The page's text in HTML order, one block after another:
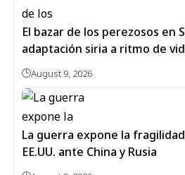
El bazar de los perezosos en
adaptación siria a ritmo de
August 9, 2026
La guerra expone la
EE.UU. ante China y Rusia